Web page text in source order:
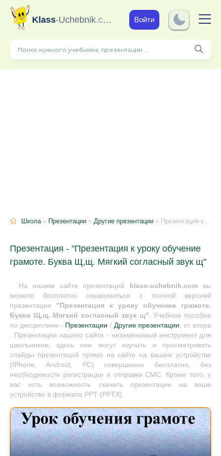
Klass-Uchebnik.com Войти
Школа» Презентации » Другие презентации » Презентация к уроку обучение грамоте. Буква Щ,щ. Мягкий согласный звук щ
Презентация - "Презентация к уроку обучение
грамоте. Буква Щ,щ. Мягкий согласный звук щ"
На нашем сайте презентаций klass-uchebnik.comвы
можете бесплатно ознакомиться с полной версией
презентации "Презентация к уроку обучение грамоте.
Буква Щ,щ. Мягкий согласный звук щ". Учебное пособие
по дисциплине - Презентации / Другие презентации, от атора
. Презентации нашего сайта - незаменимый инструмент для
школьников, здесь они могут изучать и просматривать
слайды презентаций прямо на сайте на вашем устройстве
(IPhone, Android, PC) совершенно бесплатно, без
необходимости регистрации и отправки СМС. Кроме того, у
вас есть возможность скачать презентации на ваше
устройство в формате PPT (PPTX).